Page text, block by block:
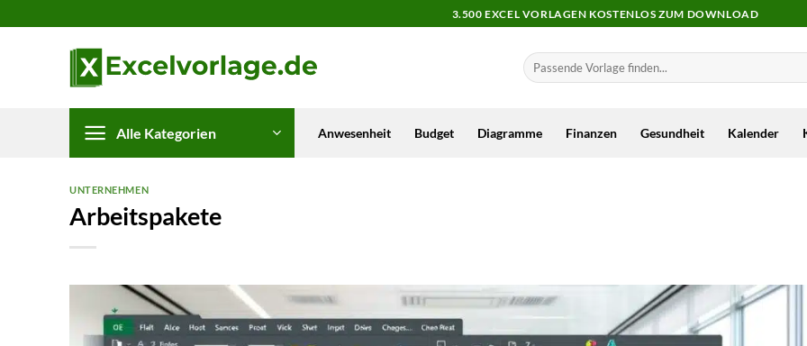
Inhalt
3.500 EXCEL VORLAGEN KOSTENLOS ZUM DOWNLOAD
Alle Kategorien Anwesenheit Budget Diagramme Finanzen Gesundheit Kalender
UNTERNEHMEN
Arbeitspakete